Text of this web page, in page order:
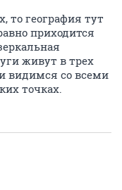
то география тут
приходится
живут в трех
видимся со всеми
точках.